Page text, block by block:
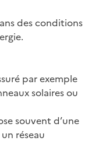
des conditions
par exemple
solaires ou
souvent d’une
réseau